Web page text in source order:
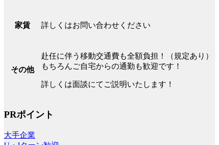
家賃 詳しくはお問い合わせください
その他
赴任に伴う移動交通費も全額負担！（規定あり）
もちろんご自宅からの通勤も歓迎です！
詳しくは面談にてご説明いたします！
PRポイント
大手企業